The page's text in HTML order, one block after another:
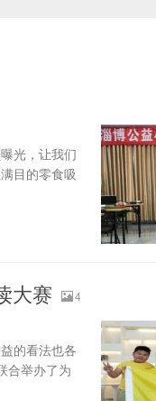
光，让我们
目的零食吸
大赛
4
的看法也各
合举办了为